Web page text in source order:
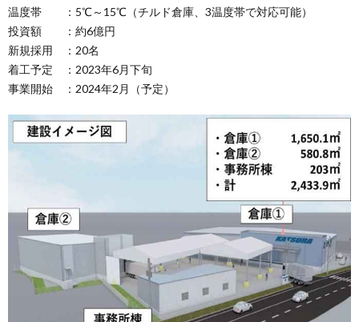
温度帯 ：5℃～15℃（チルド倉庫、3温度帯で対応可能）
投資額 ：約6億円
新規採用 ：20名
着工予定 ：2023年6月下旬
事業開始 ：2024年2月（予定）